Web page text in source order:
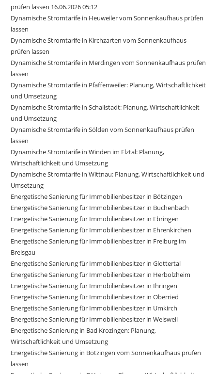
prüfen lassen 16.06.2026 05:12
Dynamische Stromtarife in Heuweiler vom Sonnenkaufhaus prüfen
lassen
Dynamische Stromtarife in Kirchzarten vom Sonnenkaufhaus
prüfen lassen
Dynamische Stromtarife in Merdingen vom Sonnenkaufhaus prüfen
lassen
Dynamische Stromtarife in Pfaffenweiler: Planung, Wirtschaftlichkeit
und Umsetzung
Dynamische Stromtarife in Schallstadt: Planung, Wirtschaftlichkeit
und Umsetzung
Dynamische Stromtarife in Sölden vom Sonnenkaufhaus prüfen
lassen
Dynamische Stromtarife in Winden im Elztal: Planung,
Wirtschaftlichkeit und Umsetzung
Dynamische Stromtarife in Wittnau: Planung, Wirtschaftlichkeit und
Umsetzung
Energetische Sanierung für Immobilienbesitzer in Bötzingen
Energetische Sanierung für Immobilienbesitzer in Buchenbach
Energetische Sanierung für Immobilienbesitzer in Ebringen
Energetische Sanierung für Immobilienbesitzer in Ehrenkirchen
Energetische Sanierung für Immobilienbesitzer in Freiburg im
Breisgau
Energetische Sanierung für Immobilienbesitzer in Glottertal
Energetische Sanierung für Immobilienbesitzer in Herbolzheim
Energetische Sanierung für Immobilienbesitzer in Ihringen
Energetische Sanierung für Immobilienbesitzer in Oberried
Energetische Sanierung für Immobilienbesitzer in Umkirch
Energetische Sanierung für Immobilienbesitzer in Weisweil
Energetische Sanierung in Bad Krozingen: Planung,
Wirtschaftlichkeit und Umsetzung
Energetische Sanierung in Bötzingen vom Sonnenkaufhaus prüfen
lassen